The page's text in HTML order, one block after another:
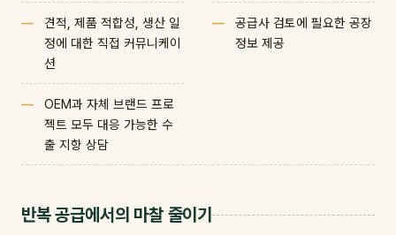
견적, 제품 적합성, 생산 일
정에 대한 직접 커뮤니케이
션
공급사 검토에 필요한 공장
정보 제공
OEM과 자체 브랜드 프로
젝트 모두 대응 가능한 수
출 지향 상담
반복 공급에서의 마찰 줄이기